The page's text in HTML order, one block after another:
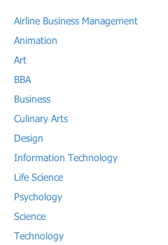
Airline Business Management
Animation
Art
BBA
Business
Culinary Arts
Design
Information Technology
Life Science
Psychology
Science
Technology